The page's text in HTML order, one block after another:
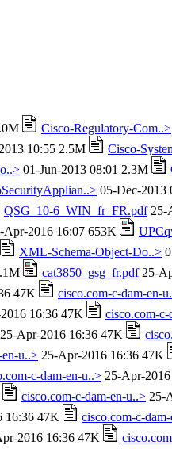
Cisco-Regulatory-Com..>
10:55 2.5M Cisco-
01-Jun-2013 08:01 2.3M
05-Dec-2013
QSG_10-6_WIN_fr_FR.pdf25-
Apr-2016 16:07 653K
XML-Schema-Object-Do..>
cat3850_gsg_fr.pdf25-
47K cisco.com-c-dam-en-
16:36 47K cisco.com-
25-Apr-2016 16:36 47K
u..> 25-Apr-2016 16:36 47K
c-dam-en-u..> 25-Apr-
cisco.com-c-dam-en-u..> 25-
16:36 47K cisco.com-c-
2016 16:36 47K